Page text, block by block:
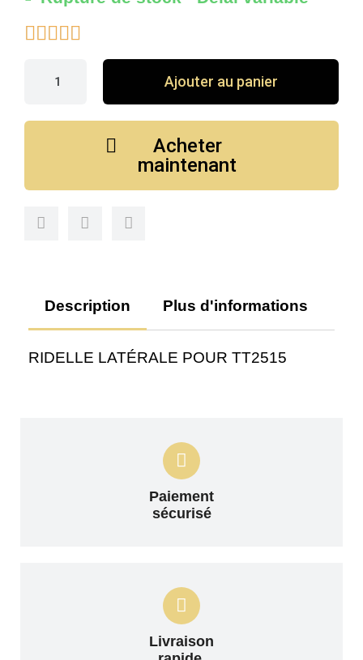

Ajouter au panier
Acheter
maintenant
Description Plus d'informations
RIDELLE LATÉRALE POUR TT2515
Paiement
sécurisé
Livraison